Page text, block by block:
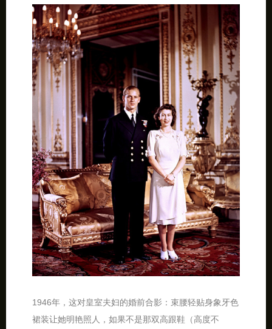
1946年，这对皇室夫妇的婚前合影：束腰轻贴身象牙色
裙装让她明艳照人，如果不是那双高跟鞋（高度不